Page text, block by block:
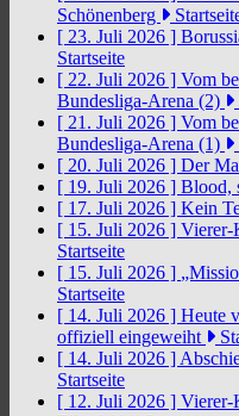
Schönenberg
[ 23. Juli 2026 ]
Startseite
[ 22. Juli 2026 ] Vom
Bundesliga-Arena (2)
[ 21. Juli 2026 ] Vom
Bundesliga-Arena (1)
[ 20. Juli 2026 ] Der
[ 19. Juli 2026 ] Blood,
[ 17. Juli 2026 ] Kein
[ 15. Juli 2026 ] Vierer-
Startseite
[ 15. Juli 2026 ]
Startseite
[ 14. Juli 2026 ] Heute
offiziell eingeweiht
[ 14. Juli 2026 ]
Startseite
[ 12. Juli 2026 ] Vierer-